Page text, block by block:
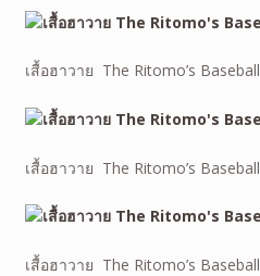
เสื้อฮาวาย The Ritomo’s
เสื้อฮาวาย The Ritomo’s
เสื้อฮาวาย The Ritomo’s